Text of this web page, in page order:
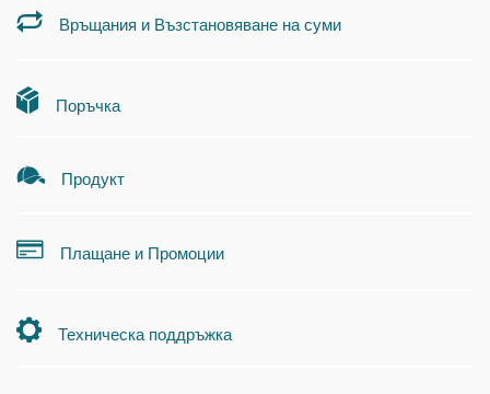
Връщания и Възстановяване на суми
Поръчка
Продукт
Плащане и Промоции
Техническа поддръжка